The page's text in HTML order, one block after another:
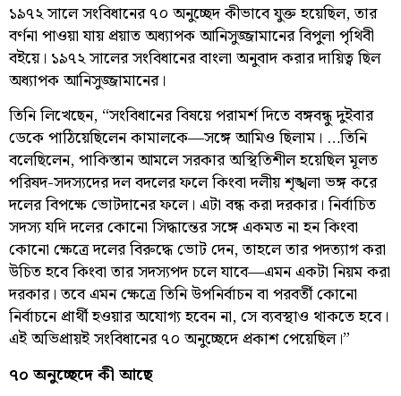
১৯৭২ সালে সংবিধানের ৭০ অনুচ্ছেদ কীভাবে যুক্ত হয়েছিল, তার
বর্ণনা পাওয়া যায় প্রয়াত অধ্যাপক আনিসুজ্জামানের বিপুলা পৃথিবী
বইয়ে। ১৯৭২ সালের সংবিধানের বাংলা অনুবাদ করার দায়িত্ব ছিল
অধ্যাপক আনিসুজ্জামানের।
তিনি লিখেছেন, “সংবিধানের বিষয়ে পরামর্শ দিতে বঙ্গবন্ধু দুইবার
ডেকে পাঠিয়েছিলেন কামালকে—সঙ্গে আমিও ছিলাম। …তিনি
বলেছিলেন, পাকিস্তান আমলে সরকার অস্থিতিশীল হয়েছিল মূলত
পরিষদ-সদস্যদের দল বদলের ফলে কিংবা দলীয় শৃঙ্খলা ভঙ্গ করে
দলের বিপক্ষে ভোটদানের ফলে। এটা বন্ধ করা দরকার। নির্বাচিত
সদস্য যদি দলের কোনো সিদ্ধান্তের সঙ্গে একমত না হন কিংবা
কোনো ক্ষেত্রে দলের বিরুদ্ধে ভোট দেন, তাহলে তার পদত্যাগ করা
উচিত হবে কিংবা তার সদস্যপদ চলে যাবে—এমন একটা নিয়ম করা
দরকার। তবে এমন ক্ষেত্রে তিনি উপনির্বাচন বা পরবর্তী কোনো
নির্বাচনে প্রার্থী হওয়ার অযোগ্য হবেন না, সে ব্যবস্থাও থাকতে হবে।
এই অভিপ্রায়ই সংবিধানের ৭০ অনুচ্ছেদে প্রকাশ পেয়েছিল।”
৭০ অনুচ্ছেদে কী আছে